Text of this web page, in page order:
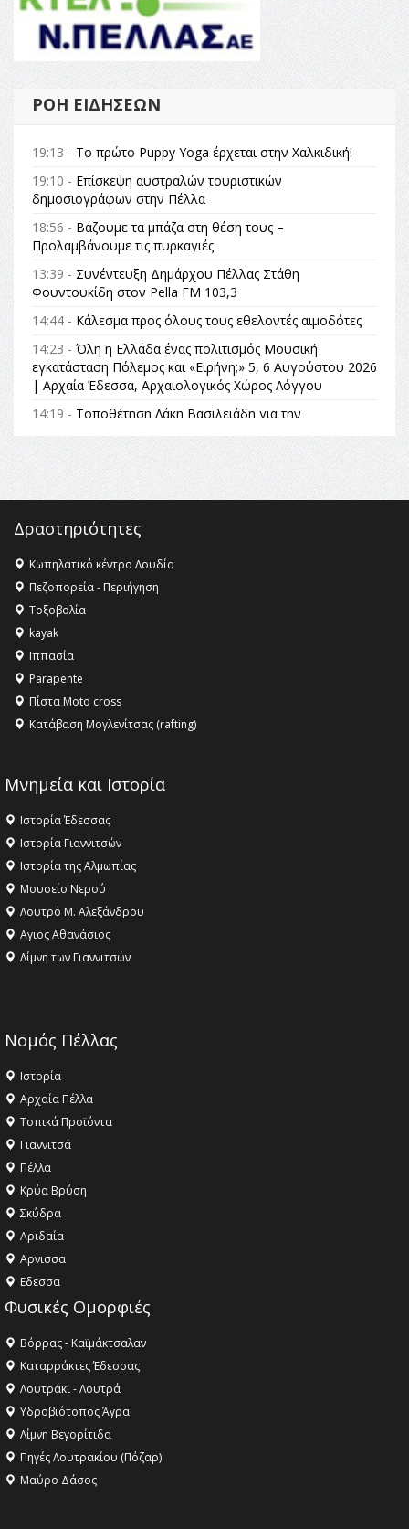
ΡΟΉ ΕΙΔΉΣΕΩΝ
19:13 - Το πρώτο Puppy Yoga έρχεται στην Χαλκιδική!
19:10 - Επίσκεψη αυστραλών τουριστικών
δημοσιογράφων στην Πέλλα
18:56 - Βάζουμε τα μπάζα στη θέση τους –
Προλαμβάνουμε τις πυρκαγιές
13:39 - Συνέντευξη Δημάρχου Πέλλας Στάθη
Φουντουκίδη στον Pella FM 103,3
14:44 - Κάλεσμα προς όλους τους εθελοντές αιμοδότες
14:23 - Όλη η Ελλάδα ένας πολιτισμός Μουσική
εγκατάσταση Πόλεμος και «Ειρήνη;» 5, 6 Αυγούστου 2026
| Αρχαία Έδεσσα, Αρχαιολογικός Χώρος Λόγγου
14:19 - Τοποθέτηση Λάκη Βασιλειάδη για την
θεσμικές διαδικασίες υπάρχει μόνο η ευθύνη απέναντι
στις επόμενες γενιές»
16:35 -Το πρόγραμμα του ΠΑΟΚ στον δεύτερο γύρο του
16:27 - Όλυμπος: Εντάχθηκε στον Κατάλογο Παγκόσμιας
Κληρονομιάς της UNESCO – Ομόφωνη η απόφαση Ο
Όλυμπος αναγνωρίστηκε ως φυσικό και πολιτιστικό
αγαθό εξέχουσας οικουμενικής αξίας για την
ανθρωπότητα
16:18 -
ΣΤΗΝ ΕΔΕΣΣΑ
Δραστηριότητες
Κωπηλατικό κέντρο Λουδία
Πεζοπορεία - Περιήγηση
Τοξοβολία
kayak
Ιππασία
Parapente
Πίστα Moto cross
Κατάβαση Μογλενίτσας (rafting)
Μνημεία και Ιστορία
Ιστορία Έδεσσας
Ιστορία Γιαννιτσών
Ιστορία της Αλμωπίας
Μουσείο Νερού
Λουτρό Μ. Αλεξάνδρου
Αγιος Αθανάσιος
Λίμνη των Γιαννιτσών
Νομός Πέλλας
Ιστορία
Αρχαία Πέλλα
Τοπικά Προϊόντα
Γιαννιτσά
Πέλλα
Κρύα Βρύση
Σκύδρα
Αριδαία
Aρνισσα
Eδεσσα
Φυσικές Ομορφιές
Βόρρας - Καϊμάκτσαλαν
Καταρράκτες Έδεσσας
Λουτράκι - Λουτρά
Υδροβιότοπος Άγρα
Λίμνη Βεγορίτιδα
Πηγές Λουτρακίου (Πόζαρ)
Μαύρο Δάσος